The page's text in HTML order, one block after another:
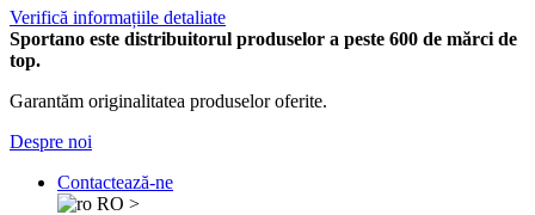
Verifică informațiile detaliate
Sportano este distribuitorul produselor a peste 600 de mărci de
top.
Garantăm originalitatea produselor oferite.
Despre noi
Contactează-ne
RO >